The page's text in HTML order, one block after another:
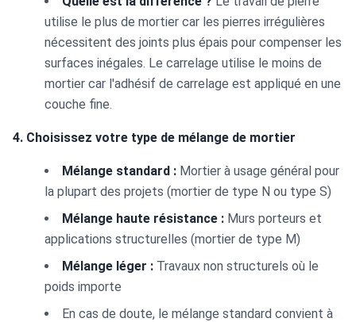
utilise le plus de mortier car les pierres irrégulières
nécessitent des joints plus épais pour compenser les
surfaces inégales. Le carrelage utilise le moins de
mortier car l'adhésif de carrelage est appliqué en une
couche fine.
4. Choisissez votre type de mélange de mortier
Mélange standard : Mortier à usage général pour
la plupart des projets (mortier de type N ou type S)
Mélange haute résistance : Murs porteurs et
applications structurelles (mortier de type M)
Mélange léger : Travaux non structurels où le
poids importe
En cas de doute, le mélange standard convient à